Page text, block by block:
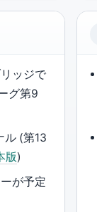
ッジで
グ第9
ル (第13
版)
が予定